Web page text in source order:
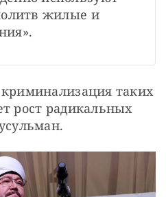
жилые и
таких
рост радикальных